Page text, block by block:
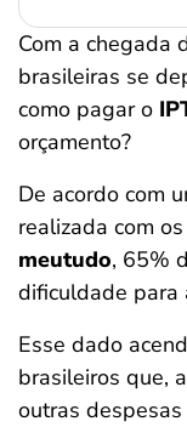
Com a chegada
brasileiras se
como pagar o
orçamento?
De acordo com
realizada com os
meutudo, 65%
dificuldade para
Esse dado
brasileiros que,
outras